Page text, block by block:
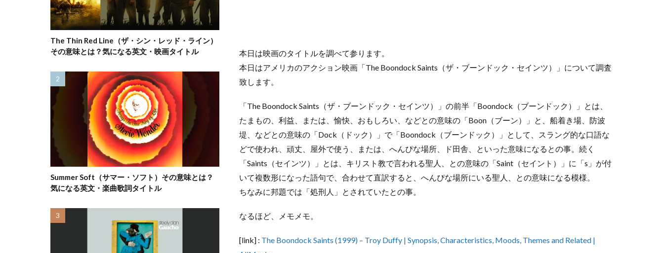
本日は映画のタイトルを調べて参ります。
本日はアメリカのアクション映画「The Boondock Saints（ザ・ブーンドック・セインツ）」について調査
致します。
「The Boondock Saints（ザ・ブーンドック・セインツ）」の前半「Boondock（ブーンドック）」とは、
たまもの、利益、または、愉快、おもしろい、などとの意味の「Boon（ブーン）」と、船着き場、防波
堤、などとの意味の「Dock（ドック）」で「Boondock（ブーンドック）」として、スラング的な口語な
どで使われ、頑丈、屋外で使う、または、へんぴな場所、ド田舎、といった意味になるとの事。続く
「Saints（セインツ）」とは、キリスト教で言われる聖人、との意味の「Saint（セイント）」に「s」が付
いて複数形になった語句で、合わせて直訳すると、へんぴな場所にいる聖人、との意味になる模様。
ちなみに邦題では「処刑人」とされていたとの事。
なるほど、メモメモ。
[link] : The Boondock Saints (1999) – Troy Duffy | Synopsis, Characteristics, Moods, Themes and Related |
The Thin Red Line（ザ・シン・レッド・ライン）
その意味とは？気になる英文・映画タイトル
Summer Soft（サマー・ソフト）その意味とは？
気になる英文・楽曲歌詞タイトル